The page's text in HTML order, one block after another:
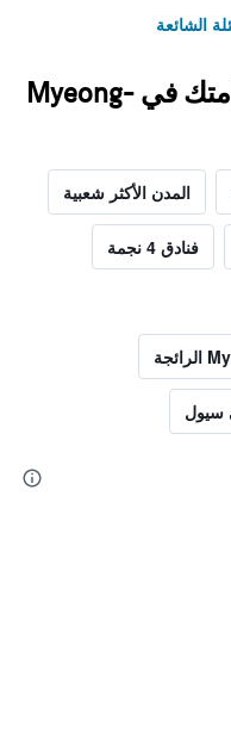
الشائعة
اعثر على نتائج أفضل لإقامتك في Myeong-
المدن الأكثر شعبية
فنادق 4 نجمة
سيول